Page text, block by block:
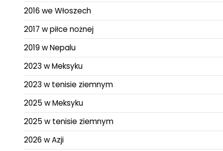
2016 we Włoszech
2017 w piłce nożnej
2019 w Nepalu
2023 w Meksyku
2023 w tenisie ziemnym
2025 w Meksyku
2025 w tenisie ziemnym
2026 w Azji